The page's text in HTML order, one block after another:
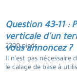
Question 43-11 :
verticale d'un
vous annoncez ?
2300 pieds.
Il n'est pas nécessaire
le calage de base à